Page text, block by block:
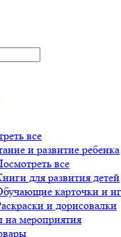
все
и развитие ребенка
все
для развития детей
карточки и
и дорисовалки
на мероприятия